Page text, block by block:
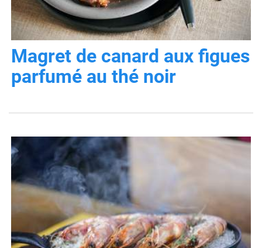
Magret de canard aux figues
parfumé au thé noir